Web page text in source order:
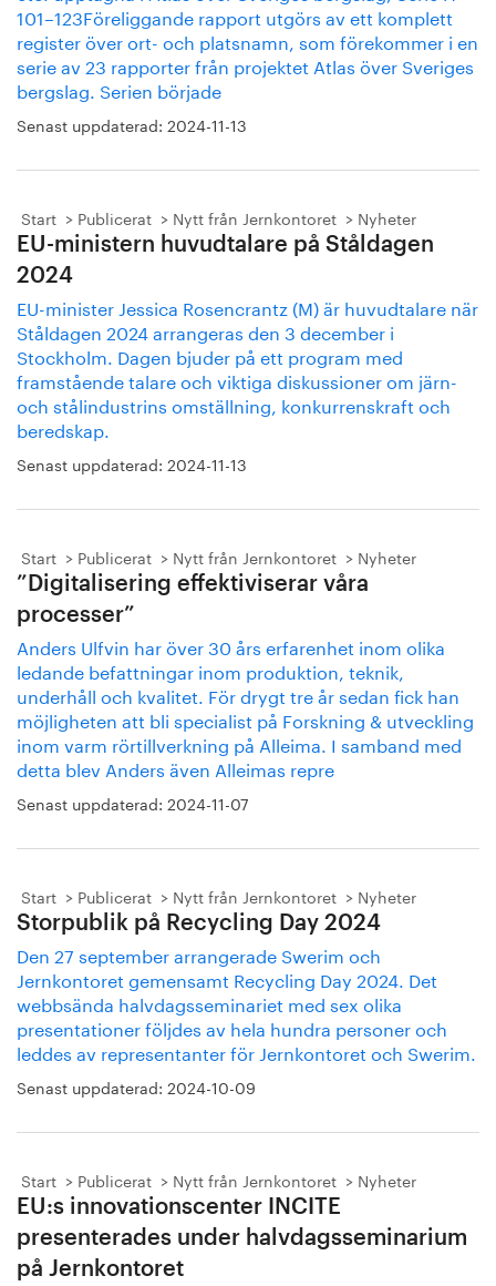
101–123Föreliggande rapport utgörs av ett komplett
register över ort- och platsnamn, som förekommer i en
serie av 23 rapporter från projektet Atlas över Sveriges
bergslag. Serien började
Senast uppdaterad: 2024-11-13
Start Publicerat Nytt från Jernkontoret Nyheter
EU-ministern huvudtalare på Ståldagen
2024
EU-minister Jessica Rosencrantz (M) är huvudtalare när
Ståldagen 2024 arrangeras den 3 december i
Stockholm. Dagen bjuder på ett program med
framstående talare och viktiga diskussioner om järn-
och stålindustrins omställning, konkurrenskraft och
beredskap.
Senast uppdaterad: 2024-11-13
Start Publicerat Nytt från Jernkontoret Nyheter
”Digitalisering effektiviserar våra
processer”
Anders Ulfvin har över 30 års erfarenhet inom olika
ledande befattningar inom produktion, teknik,
underhåll och kvalitet. För drygt tre år sedan fick han
möjligheten att bli specialist på Forskning & utveckling
inom varm rörtillverkning på Alleima. I samband med
detta blev Anders även Alleimas repre
Senast uppdaterad: 2024-11-07
Start Publicerat Nytt från Jernkontoret Nyheter
Storpublik på Recycling Day 2024
Den 27 september arrangerade Swerim och
Jernkontoret gemensamt Recycling Day 2024. Det
webbsända halvdagsseminariet med sex olika
presentationer följdes av hela hundra personer och
leddes av representanter för Jernkontoret och Swerim.
Senast uppdaterad: 2024-10-09
Start Publicerat Nytt från Jernkontoret Nyheter
EU:s innovationscenter INCITE
presenterades under halvdagsseminarium
på Jernkontoret